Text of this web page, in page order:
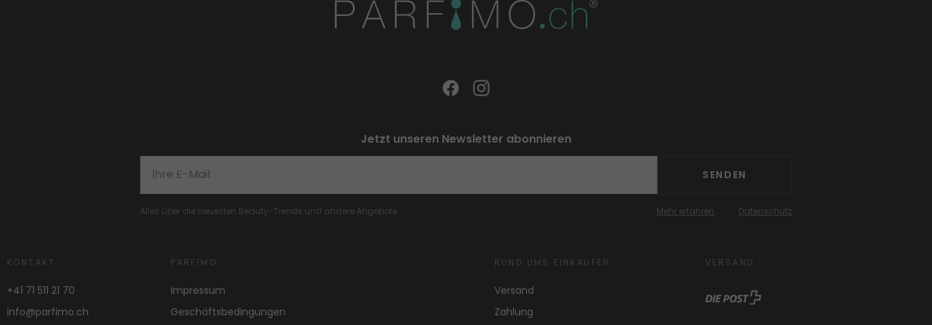
Jetzt unseren Newsletter abonnieren
SENDEN
Alles über die neuesten Beauty-Trends und andere Angebote Mehr erfahren Datenschutz
PARFIMO
Impressum
Geschäftsbedingungen
RUND UMS EINKAUFEN
Versand
Zahlung
VERSAND
KONTAKT
+41 71 511 21 70
info@parfimo.ch